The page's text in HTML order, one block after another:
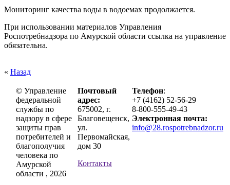
Мониторинг качества воды в водоемах продолжается.
При использовании материалов Управления
Роспотребнадзора по Амурской области ссылка на управление
обязательна.
« Назад
© Управление
федеральной
службы по
надзору в сфере
защиты прав
потребителей и
благополучия
человека по
Амурской
области , 2026
Почтовый
адрес:
675002, г.
Благовещенск,
ул.
Первомайская,
дом 30
Контакты
Телефон:
+7 (4162) 52-56-29
8-800-555-49-43
Электронная почта:
info@28.rospotrebnadzor.ru